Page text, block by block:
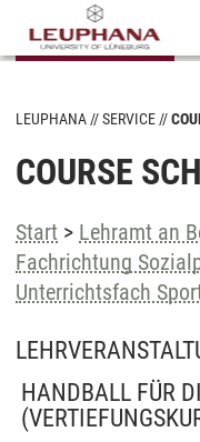
LEUPHANA SERVICE
COURSE
Start > Lehramt an
Fachrichtung
Unterrichtsfach
HANDBALL FÜR